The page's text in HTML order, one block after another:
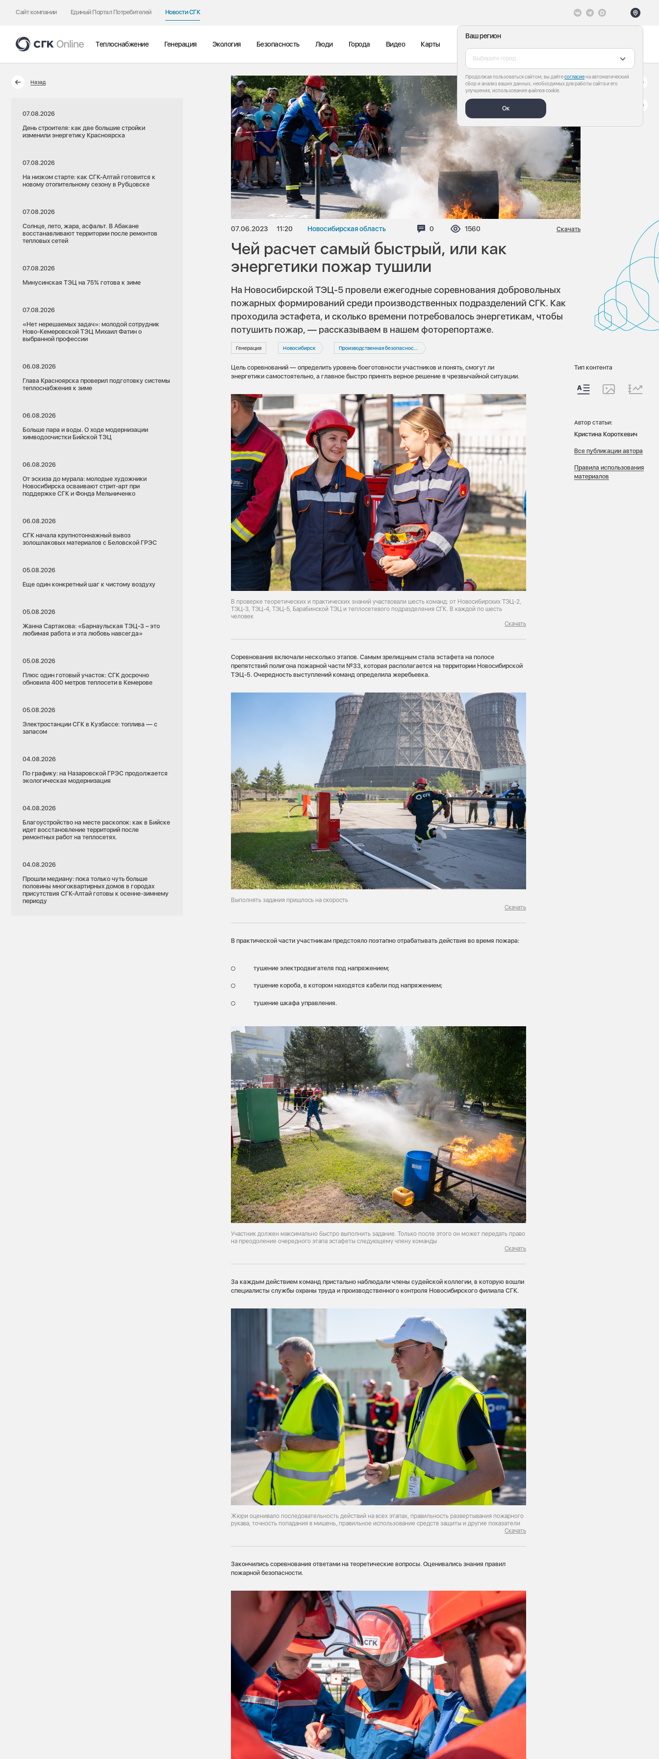
Сайт компании Единый Портал Потребителей Новости СГК
Ваш регион
Выберите город
Продолжая пользоваться сайтом, вы даётесогласиена автоматический
сбор и анализ ваших данных, необходимых для работы сайта и его
улучшения, использование файлов cookie.
Ок
Теплоснабжение Генерация Экология Безопасность Люди Города Видео Карты
Назад
07.08.2026
День строителя: как две большие стройки
изменили энергетику Красноярска
07.08.2026
На низком старте: как СГК-Алтай готовится к
новому отопительному сезону в Рубцовске
07.08.2026
Солнце, лето, жара, асфальт. В Абакане
восстанавливают территории после ремонтов
тепловых сетей
07.08.2026
Минусинская ТЭЦ на 75% готова к зиме
07.08.2026
«Нет нерешаемых задач»: молодой сотрудник
Ново-Кемеровской ТЭЦ Михаил Фатин о
выбранной профессии
06.08.2026
Глава Красноярска проверил подготовку системы
теплоснабжения к зиме
06.08.2026
Больше пара и воды. О ходе модернизации
химводоочистки Бийской ТЭЦ
06.08.2026
От эскиза до мурала: молодые художники
Новосибирска осваивают стрит-арт при
поддержке СГК и Фонда Мельниченко
06.08.2026
СГК начала крупнотоннажный вывоз
золошлаковых материалов с Беловской ГРЭС
05.08.2026
Еще один конкретный шаг к чистому воздуху
05.08.2026
Жанна Сартакова: «Барнаульская ТЭЦ-3 – это
любимая работа и эта любовь навсегда»
05.08.2026
Плюс один готовый участок: СГК досрочно
обновила 400 метров теплосети в Кемерове
05.08.2026
Электростанции СГК в Кузбассе: топлива — с
запасом
04.08.2026
По графику: на Назаровской ГРЭС продолжается
экологическая модернизация
04.08.2026
Благоустройство на месте раскопок: как в Бийске
идет восстановление территорий после
ремонтных работ на теплосетях.
04.08.2026
Прошли медиану: пока только чуть больше
половины многоквартирных домов в городах
присутствия СГК-Алтай готовы к осенне-зимнему
периоду
07.06.2023 11:20 Новосибирская область Комментариев:
0 Просмотров:
1560 Скачать
Чей расчет самый быстрый, или как
энергетики пожар тушили
На Новосибирской ТЭЦ-5 провели ежегодные соревнования добровольных
пожарных формирований среди производственных подразделений СГК. Как
проходила эстафета, и сколько времени потребовалось энергетикам, чтобы
потушить пожар, — рассказываем в нашем фоторепортаже.
Генерация Новосибирск Производственная безопасность
Цель соревнований — определить уровень боеготовности участников и понять, смогут ли
энергетики самостоятельно, а главное быстро принять верное решение в чрезвычайной ситуации.
В проверке теоретических и практических знаний участвовали шесть команд: от Новосибирских ТЭЦ-2,
ТЭЦ-3, ТЭЦ-4, ТЭЦ-5, Барабинской ТЭЦ и теплосетевого подразделения СГК. В каждой по шесть
человек
Скачать
Соревнования включали несколько этапов. Самым зрелищным стала эстафета на полосе
препятствий полигона пожарной части №33, которая располагается на территории Новосибирской
ТЭЦ-5. Очередность выступлений команд определила жеребьевка.
Выполнять задания пришлось на скорость
Скачать
В практической части участникам предстояло поэтапно отрабатывать действия во время пожара:
тушение электродвигателя под напряжением;
тушение короба, в котором находятся кабели под напряжением;
тушение шкафа управления.
Участник должен максимально быстро выполнить задание. Только после этого он может передать право
на преодоление очередного этапа эстафеты следующему члену команды
Скачать
За каждым действием команд пристально наблюдали члены судейской коллегии, в которую вошли
специалисты службы охраны труда и производственного контроля Новосибирского филиала СГК.
Жюри оценивало последовательность действий на всех этапах, правильность развертывания пожарного
рукава, точность попадания в мишень, правильное использование средств защиты и другие показатели
Скачать
Закончились соревнования ответами на теоретические вопросы. Оценивались знания правил
пожарной безопасности.
Тип контента
Автор статьи:
Кристина Короткевич
Все публикации автора
Правила использования
материалов